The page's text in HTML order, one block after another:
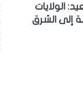
الولايات
إلى الشرق